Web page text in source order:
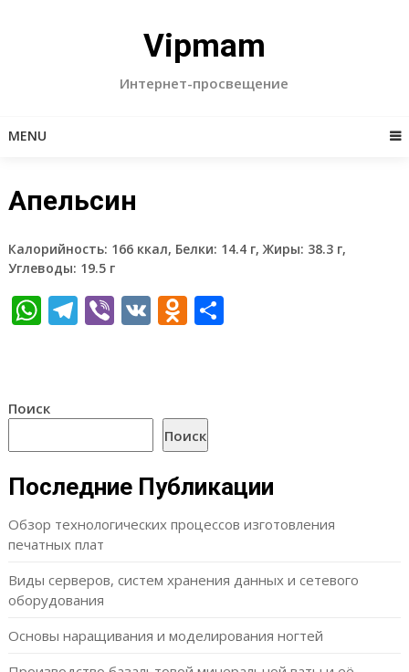
Vipmam
Интернет-просвещение
MENU
Апельсин
Калорийность: 166 ккал, Белки: 14.4 г, Жиры: 38.3 г,
Углеводы: 19.5 г
WhatsApp
Telegram
Viber
VKOdnoklassniki
Отправить
Поиск
Поиск
Последние Публикации
Обзор технологических процессов изготовления
печатных плат
Виды серверов, систем хранения данных и сетевого
оборудования
Основы наращивания и моделирования ногтей